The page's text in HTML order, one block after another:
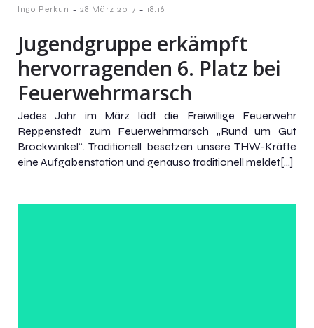
Ingo Perkun - 28 März 2017 - 18:16
Jugendgruppe erkämpft
hervorragenden 6. Platz bei
Feuerwehrmarsch
Jedes Jahr im März lädt die Freiwillige Feuerwehr
Reppenstedt zum Feuerwehrmarsch „Rund um Gut
Brockwinkel“. Traditionell besetzen unsere THW-Kräfte
eine Aufgabenstation und genauso traditionell meldet[…]